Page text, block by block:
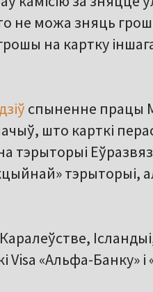
не можа зняць
на картку
спыненне працы
што карткі
тэрыторыі
тэрыторыі,
Visa «Альфа-Банку»